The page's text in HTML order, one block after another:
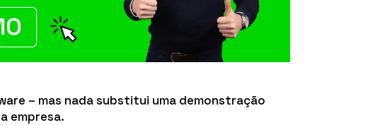
– mas nada substitui uma demonstração
empresa.